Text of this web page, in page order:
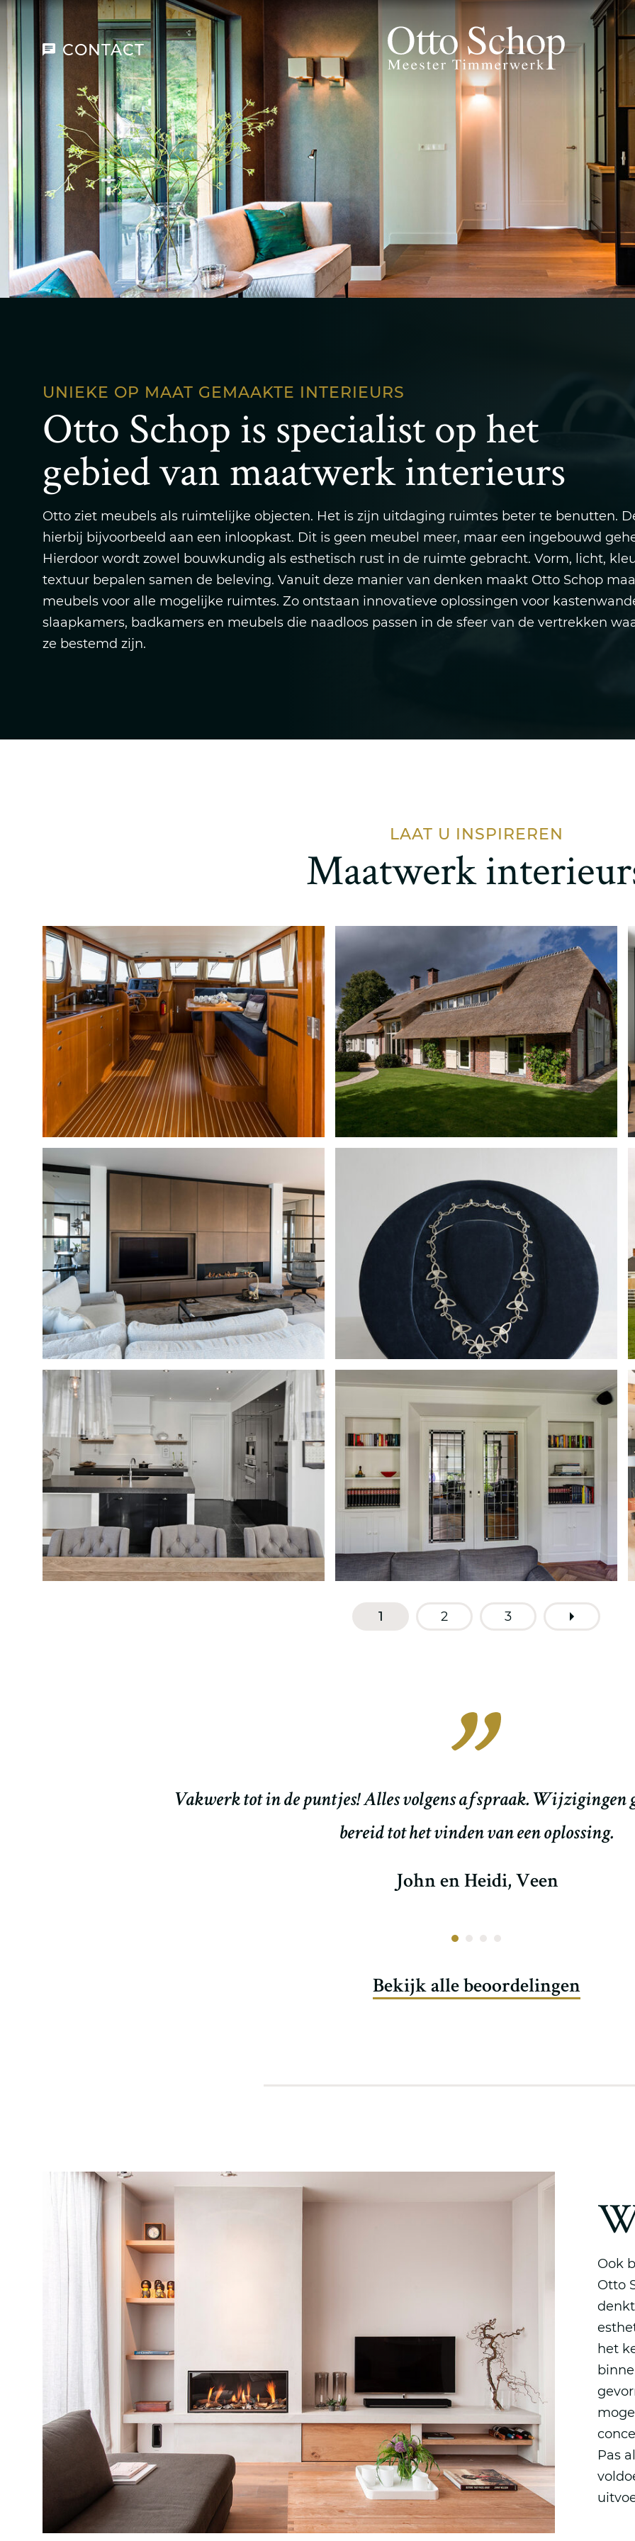
CONTACT
UNIEKE OP MAAT GEMAAKTE INTERIEURS
Otto Schop is specialist op het
gebied van maatwerk interieurs
Otto ziet meubels als ruimtelijke objecten. Het is zijn uitdaging ruimtes beter te benutten.
hierbij bijvoorbeeld aan een inloopkast. Dit is geen meubel meer, maar een ingebouwd
Hierdoor wordt zowel bouwkundig als esthetisch rust in de ruimte gebracht. Vorm, licht,
textuur bepalen samen de beleving. Vanuit deze manier van denken maakt Otto Schop
meubels voor alle mogelijke ruimtes. Zo ontstaan innovatieve oplossingen voor
slaapkamers, badkamers en meubels die naadloos passen in de sfeer van de vertrekken
ze bestemd zijn.
LAAT U INSPIREREN
Maatwerk
1 2 3
Wij zijn zeer tevreden over het werk dat Otto Schop heeft
Ook het maken van afspraken, verstrekken van info e.d.
Anja, Moerkapelle
Bekijk alle beoordelingen
Ook
Otto
het
Pas